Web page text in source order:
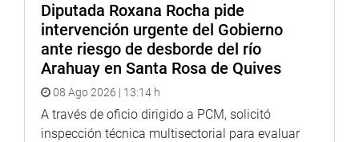
Diputada Roxana Rocha pide
intervención urgente del Gobierno
ante riesgo de desborde del río
Arahuay en Santa Rosa de Quives
08 Ago 2026 | 13:14 h
A través de oficio dirigido a PCM, solicitó
inspección técnica multisectorial para evaluar